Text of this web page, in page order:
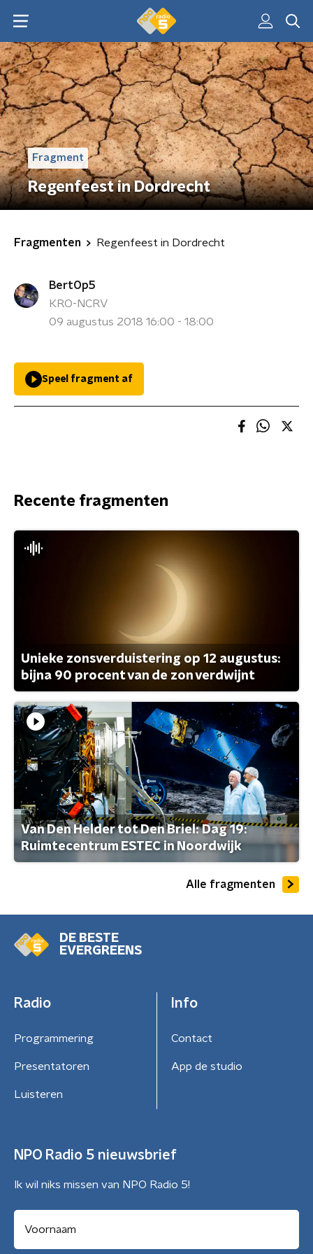
Fragment
Regenfeest in Dordrecht
Fragmenten Regenfeest in Dordrecht
BertOp5
KRO-NCRV
09 augustus 2018 16:00 - 18:00
Speel fragment af
Recente fragmenten
Unieke zonsverduistering op 12 augustus:
bijna 90 procent van de zon verdwijnt
Van Den Helder tot Den Briel: Dag 19:
Ruimtecentrum ESTEC in Noordwijk
Alle fragmenten
DE BESTE
EVERGREENS
Radio
Programmering
Presentatoren
Luisteren
Info
Contact
App de studio
NPO Radio 5 nieuwsbrief
Ik wil niks missen van NPO Radio 5!